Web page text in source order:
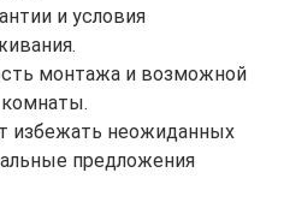
и условия
монтажа и возможной
избежать неожиданных
предложения